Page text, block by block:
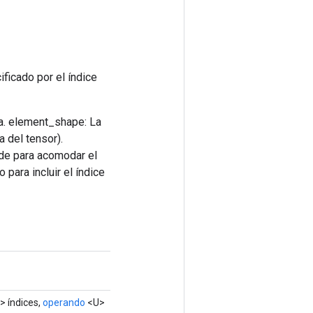
por el índice
element_shape: La
del tensor).
para acomodar el
para incluir el índice
índices, operando <U>